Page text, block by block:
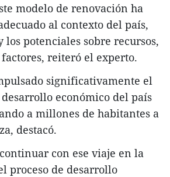
modelo de renovación ha
al contexto del país,
los potenciales sobre recursos,
reiteró el experto.
significativamente el
económico del país
a millones de habitantes a
destacó.
con ese viaje en la
proceso de desarrollo